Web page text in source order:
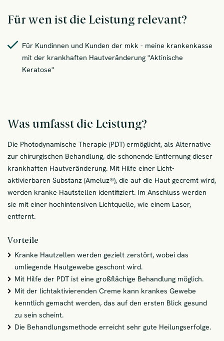
Für wen ist die Leistung relevant?
Für Kundinnen und Kunden der mkk - meine krankenkasse
mit der krankhaften Hautveränderung "Aktinische
Keratose"
Was umfasst die Leistung?
Die Photodynamische Therapie (PDT) ermöglicht, als Alternative
zur chirurgischen Behandlung, die schonende Entfernung dieser
krankhaften Hautveränderung. Mit Hilfe einer Licht-
aktivierbaren Substanz (Ameluz®), die auf die Haut gecremt wird,
werden kranke Hautstellen identifiziert. Im Anschluss werden
sie mit einer hochintensiven Lichtquelle, wie einem Laser,
entfernt.
Vorteile
Kranke Hautzellen werden gezielt zerstört, wobei das
umliegende Hautgewebe geschont wird.
Mit Hilfe der PDT ist eine großflächige Behandlung möglich.
Mit der lichtaktivierenden Creme kann krankes Gewebe
kenntlich gemacht werden, das auf den ersten Blick gesund
zu sein scheint.
Die Behandlungsmethode erreicht sehr gute Heilungserfolge.